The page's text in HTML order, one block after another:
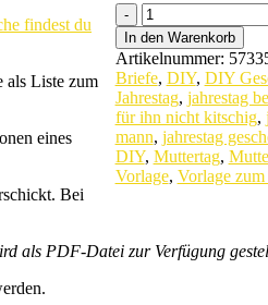
Bundle:
4
Vorlagen
für
Liebes-
Geschenke
|
Vorlagen
zum
Ausdrucken
In den Warenkorb
Artikelnummer:
Briefe, DIY, DIY
Jahrestag, jahrestag
für ihn nicht kitschig,
mann, jahrestag
DIY, Muttertag,
Vorlage, Vorlage
findest du
als Liste zum
eines
Bei
als PDF-Datei zur Verfügung